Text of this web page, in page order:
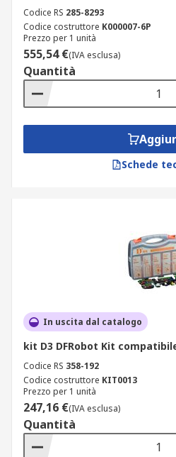
Codice RS 285-8293
Codice costruttore K000007-6P
Prezzo per 1 unità
555,54 €(IVA esclusa)
Quantità
Schede
In uscita dal catalogo
kit D3 DFRobot Kit
Codice RS 358-192
Codice costruttore KIT0013
Prezzo per 1 unità
247,16 €(IVA esclusa)
Quantità